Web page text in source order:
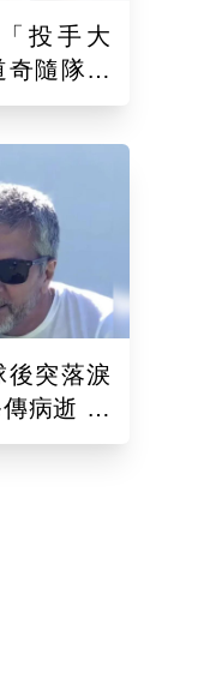
投手大
隨隊記
」
後突落淚
逝 為
紀人」